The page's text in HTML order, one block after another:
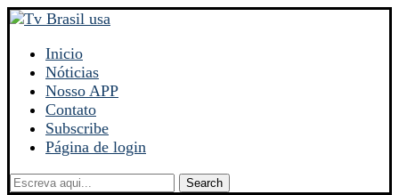
Inicio
Nóticias
Nosso APP
Contato
Subscribe
Página de login
Search